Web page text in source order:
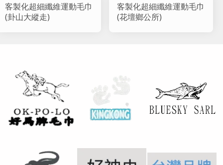
客製化超細纖維運動毛巾
(卦山大縱走)
客製化超細纖維運動毛巾
(花壇鄉公所)